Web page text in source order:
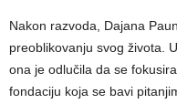
Nakon razvoda, Dajana
preoblikovanju svog života.
ona je odlučila da se
fondaciju koja se bavi